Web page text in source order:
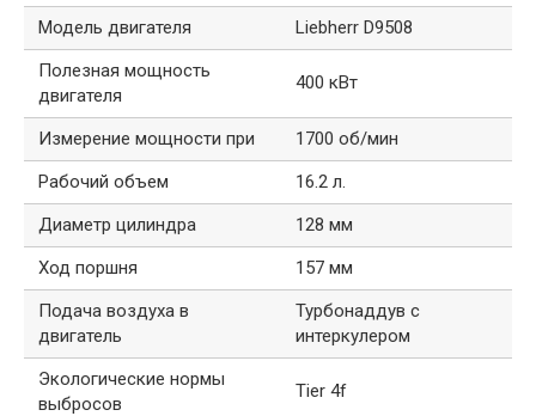
Модель двигателя
Liebherr D9508
Полезная мощность
двигателя
400 кВт
Измерение мощности при
1700 об/мин
Рабочий объем
16.2 л.
Диаметр цилиндра
128 мм
Ход поршня
157 мм
Подача воздуха в
двигатель
Турбонаддув с
интеркулером
Экологические нормы
выбросов
Tier 4f